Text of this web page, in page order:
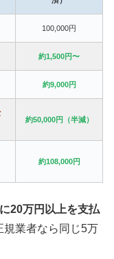
100,000円
約1,500円〜
約9,000円
約50,000円（半減）
約108,000円
20万円以上を支払
規業者なら同じ5万